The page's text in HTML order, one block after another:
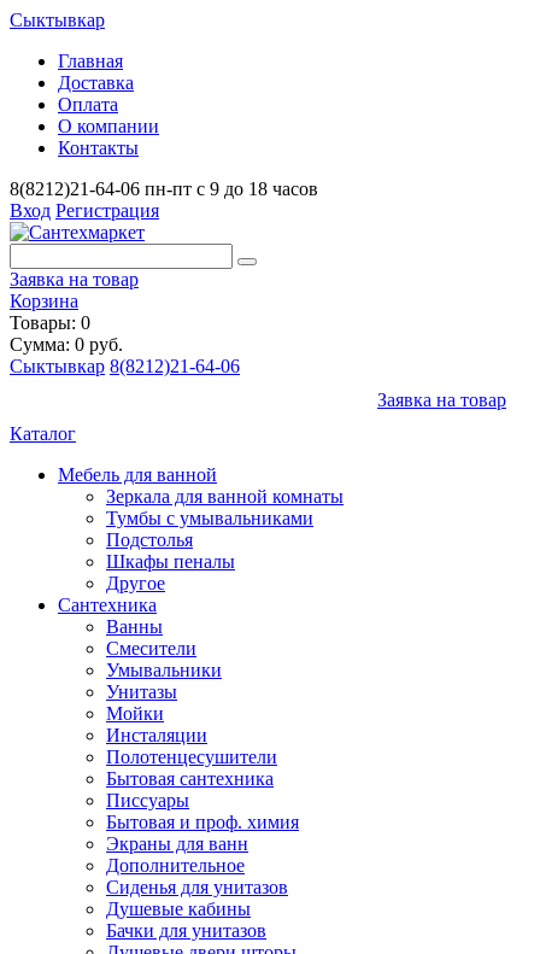
Сыктывкар
Главная
Доставка
Оплата
О компании
Контакты
8(8212)21-64-06 пн-пт с 9 до 18 часов
Вход Регистрация
Заявка на товар
Корзина
Товары: 0
Сумма: 0 руб.
Сыктывкар 8(8212)21-64-06
Заявка на товар
Каталог
Мебель для ванной
Зеркала для ванной комнаты
Тумбы с умывальниками
Подстолья
Шкафы пеналы
Другое
Сантехника
Ванны
Смесители
Умывальники
Унитазы
Мойки
Инсталяции
Полотенцесушители
Бытовая сантехника
Писсуары
Бытовая и проф. химия
Экраны для ванн
Дополнительное
Сиденья для унитазов
Душевые кабины
Бачки для унитазов